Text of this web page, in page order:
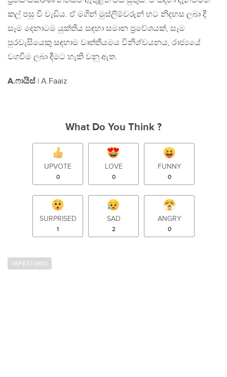
කල් පසු වී වැඩිය. ඒ මගින් මුස්ලිම්වරුන් හට නිදහස ලබා දී
සෑම දෙනාටම යුක්තිය සඳහා සමාන ප්‍රවේශයක්, සෑම
පුරවැසියෙකු සඳහාම වෘත්තීයමය විනිශ්චයනය, රාජ්‍යයේ
වගවීම ලබා දීමට හැකි වනු ඇත.
A.ෆායිස් | A.Faaiz
What Do You Think ?
UPVOTE
0
LOVE
0
FUNNY
0
SURPRISED
1
SAD
2
ANGRY
0
VKFEATURED